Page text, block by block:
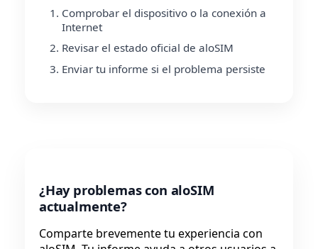
Comprobar el dispositivo o la conexión a
Internet
Revisar el estado oficial de aloSIM
Enviar tu informe si el problema persiste
¿Hay problemas con aloSIM
actualmente?
Comparte brevemente tu experiencia con